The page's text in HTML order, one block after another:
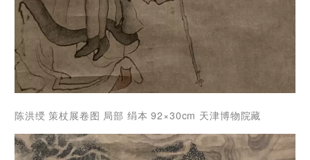
陈洪绶 策杖展卷图 局部 绢本 92×30cm 天津博物院藏